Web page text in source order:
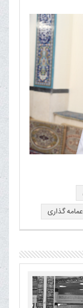
عمامه گذاری